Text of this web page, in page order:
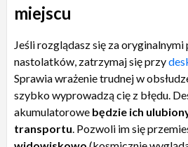
miejscu
Jeśli rozglądasz się za
nastolatków, zatrzymaj się przy
Sprawia wrażenie trudnej w
szybko wyprowadzą cię z błędu.
akumulatorowe będzie ich
transportu. Pozwoli im się